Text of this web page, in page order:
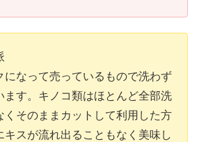
になって売っているもので洗わず
ます。キノコ類はほとんど全部洗
くそのままカットして利用した方
キスが流れ出ることもなく美味し